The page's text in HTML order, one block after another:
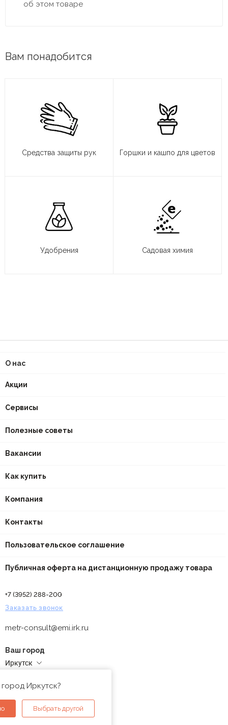
об этом товаре
Вам понадобится
Средства защиты рук Горшки и кашпо для цветов
Удобрения Садовая химия
О нас
Акции
Сервисы
Полезные советы
Вакансии
Как купить
Компания
Контакты
Пользовательское соглашение
Публичная оферта на дистанционную продажу товара
+7 (3952) 288-200
Заказать звонок
metr-consult@emi.irk.ru
Ваш город
Иркутск
Иркутск?
Выбрать другой